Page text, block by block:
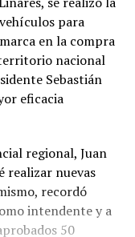
para
en la compra
nacional
Sebastián
eficacia
regional, Juan
realizar nuevas
recordó
intendente y a
50